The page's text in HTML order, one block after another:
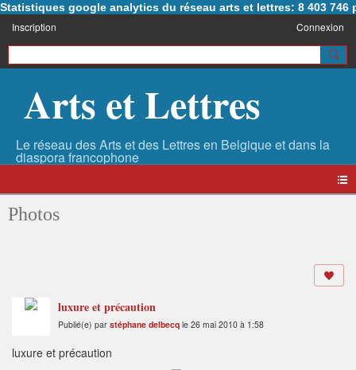
Statistiques google analytics du réseau arts et lettres: 8 403 746
Inscription Connexion
Arts et Lettres
Photos
luxure et précaution
Publié(e) par stéphane delbecq le 26 mai 2010 à 1:58
luxure et précaution